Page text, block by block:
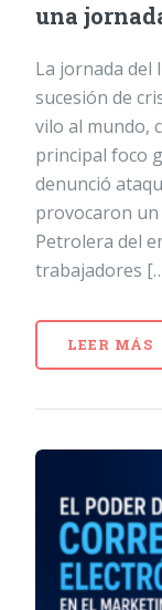
una
La jornada del
sucesión de
vilo al mundo,
principal foco
denunció
provocaron
Petrolera del
trabajadores
LEER MÁS